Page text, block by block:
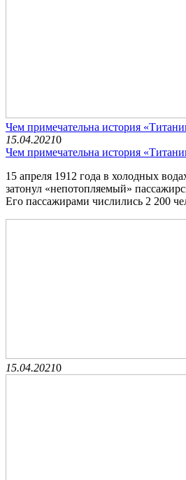
Чем примечательна история
15.04.20210
Чем примечательна история
15 апреля 1912 года в холодных
затонул «непотопляемый»
Его пассажирами числились 2 200
15.04.20210